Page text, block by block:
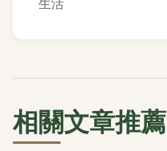
相關文章推薦